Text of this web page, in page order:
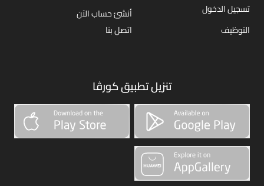
تسجيل الدخول
أنشئ حساب الآن
التوظيف
اتصل بنا
تنزيل تطبيق كورڤا